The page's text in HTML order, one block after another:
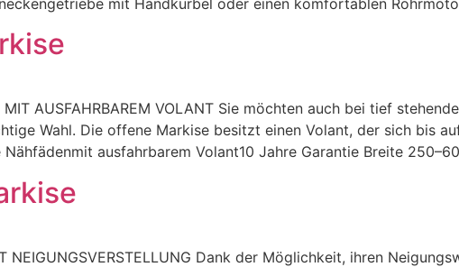
MIT AUSFAHRBAREM VOLANT Sie möchten auch bei tief
Wahl. Die offene Markise besitzt einen Volant, der sich bis
ausfahrbarem Volant10 Jahre Garantie Breite
NEIGUNGSVERSTELLUNG Dank der Möglichkeit, ihren